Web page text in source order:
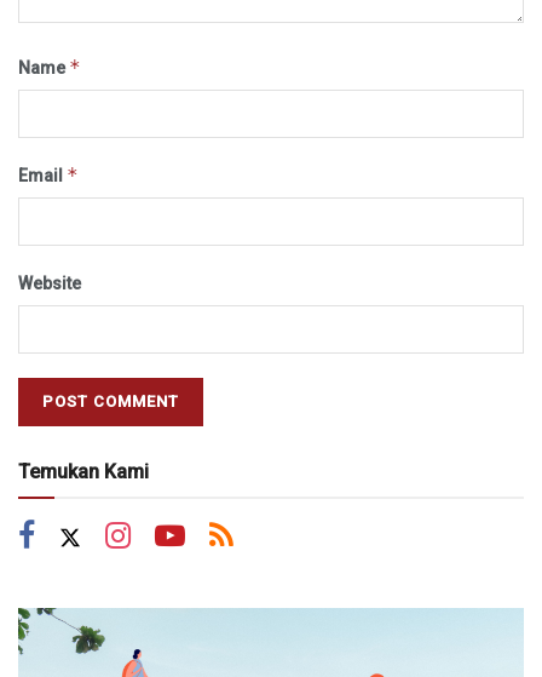
Name*
Email *
Website
Temukan Kami